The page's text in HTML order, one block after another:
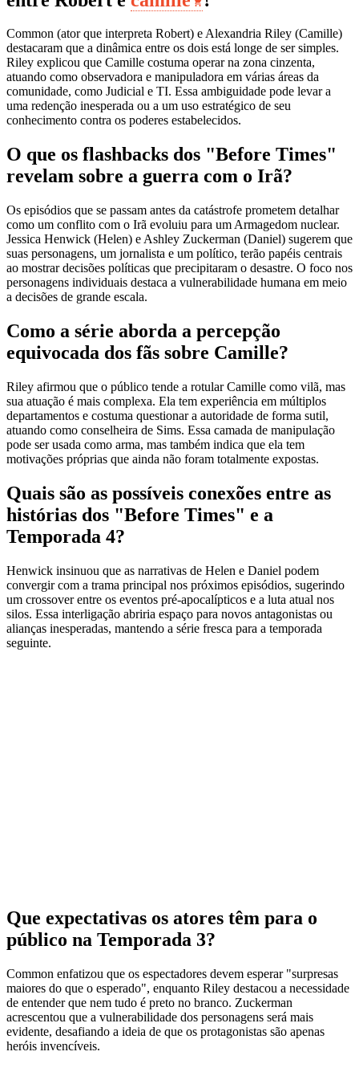
Common (ator que interpreta Robert) e Alexandria Riley (Camille)
destacaram que a dinâmica entre os dois está longe de ser simples.
Riley explicou que Camille costuma operar na zona cinzenta,
atuando como observadora e manipuladora em várias áreas da
comunidade, como Judicial e TI. Essa ambiguidade pode levar a
uma redenção inesperada ou a um uso estratégico de seu
conhecimento contra os poderes estabelecidos.
O que os flashbacks dos "Before Times"
revelam sobre a guerra com o Irã?
Os episódios que se passam antes da catástrofe prometem detalhar
como um conflito com o Irã evoluiu para um Armagedom nuclear.
Jessica Henwick (Helen) e Ashley Zuckerman (Daniel) sugerem que
suas personagens, um jornalista e um político, terão papéis centrais
ao mostrar decisões políticas que precipitaram o desastre. O foco nos
personagens individuais destaca a vulnerabilidade humana em meio
a decisões de grande escala.
Como a série aborda a percepção
equivocada dos fãs sobre Camille?
Riley afirmou que o público tende a rotular Camille como vilã, mas
sua atuação é mais complexa. Ela tem experiência em múltiplos
departamentos e costuma questionar a autoridade de forma sutil,
atuando como conselheira de Sims. Essa camada de manipulação
pode ser usada como arma, mas também indica que ela tem
motivações próprias que ainda não foram totalmente expostas.
Quais são as possíveis conexões entre as
histórias dos "Before Times" e a
Temporada 4?
Henwick insinuou que as narrativas de Helen e Daniel podem
convergir com a trama principal nos próximos episódios, sugerindo
um crossover entre os eventos pré-apocalípticos e a luta atual nos
silos. Essa interligação abriria espaço para novos antagonistas ou
alianças inesperadas, mantendo a série fresca para a temporada
seguinte.
Que expectativas os atores têm para o
público na Temporada 3?
Common enfatizou que os espectadores devem esperar "surpresas
maiores do que o esperado", enquanto Riley destacou a necessidade
de entender que nem tudo é preto no branco. Zuckerman
acrescentou que a vulnerabilidade dos personagens será mais
evidente, desafiando a ideia de que os protagonistas são apenas
heróis invencíveis.